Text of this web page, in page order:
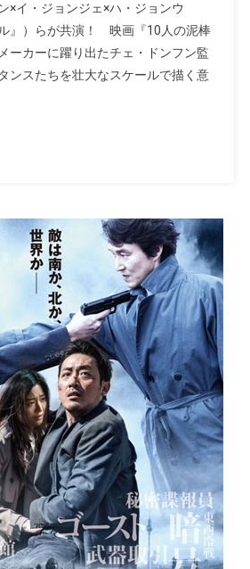
×イ・ジョンジェ×ハ・ジョンウ
ル』）らが共演！ 映画『10人の泥棒
ーカーに躍り出たチェ・ドンフン監
ンスたちを壮大なスケールで描く意